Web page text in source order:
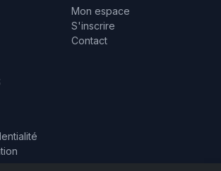
Mon espace
S'inscrire
Contact